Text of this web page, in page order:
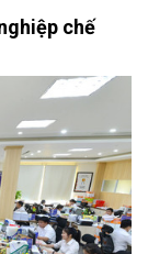
chế